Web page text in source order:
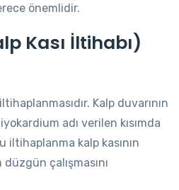
önemlidir.
Kası İltihabı)
Kalp duvarının
adı verilen kısımda
iltihaplanma kalp kasının
çalışmasını